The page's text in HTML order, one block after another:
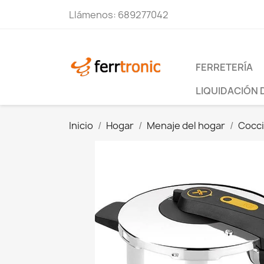
Llámenos: 689277042
FERRETERÍA
LIQUIDACIÓN
Inicio Hogar Menaje del hogar